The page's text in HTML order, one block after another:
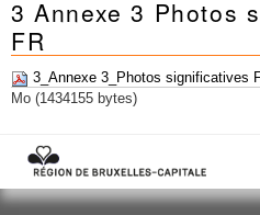
Mots-clés
Renseignements urbanistiques
3 Annexe 3 Photos
FR
3_Annexe 3_Photos significatives
Mo (1434155 bytes)